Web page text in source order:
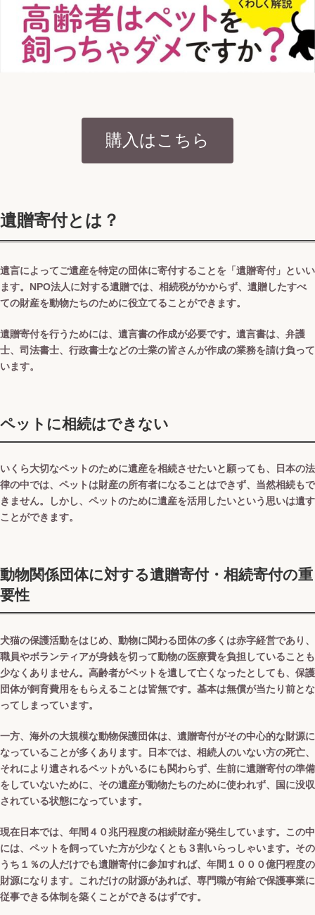
購入はこちら
遺贈寄付とは？
遺言によってご遺産を特定の団体に寄付することを「遺贈寄付」といい
ます。NPO法人に対する遺贈では、相続税がかからず、遺贈したすべ
ての財産を動物たちのために役立てることができます。
遺贈寄付を行うためには、遺言書の作成が必要です。遺言書は、弁護
士、司法書士、行政書士などの士業の皆さんが作成の業務を請け負って
います。
ペットに相続はできない
いくら大切なペットのために遺産を相続させたいと願っても、日本の法
律の中では、ペットは財産の所有者になることはできず、当然相続もで
きません。しかし、ペットのために遺産を活用したいという思いは遺す
ことができます。
動物関係団体に対する遺贈寄付・相続寄付の重
要性
犬猫の保護活動をはじめ、動物に関わる団体の多くは赤字経営であり、
職員やボランティアが身銭を切って動物の医療費を負担していることも
少なくありません。高齢者がペットを遺して亡くなったとしても、保護
団体が飼育費用をもらえることは皆無です。基本は無償が当たり前とな
ってしまっています。
一方、海外の大規模な動物保護団体は、遺贈寄付がその中心的な財源に
なっていることが多くあります。日本では、相続人のいない方の死亡、
それにより遺されるペットがいるにも関わらず、生前に遺贈寄付の準備
をしていないために、その遺産が動物たちのために使われず、国に没収
されている状態になっています。
現在日本では、年間４０兆円程度の相続財産が発生しています。この中
には、ペットを飼っていた方が少なくとも３割いらっしゃいます。その
うち１％の人だけでも遺贈寄付に参加すれば、年間１０００億円程度の
財源になります。これだけの財源があれば、専門職が有給で保護事業に
従事できる体制を築くことができるはずです。